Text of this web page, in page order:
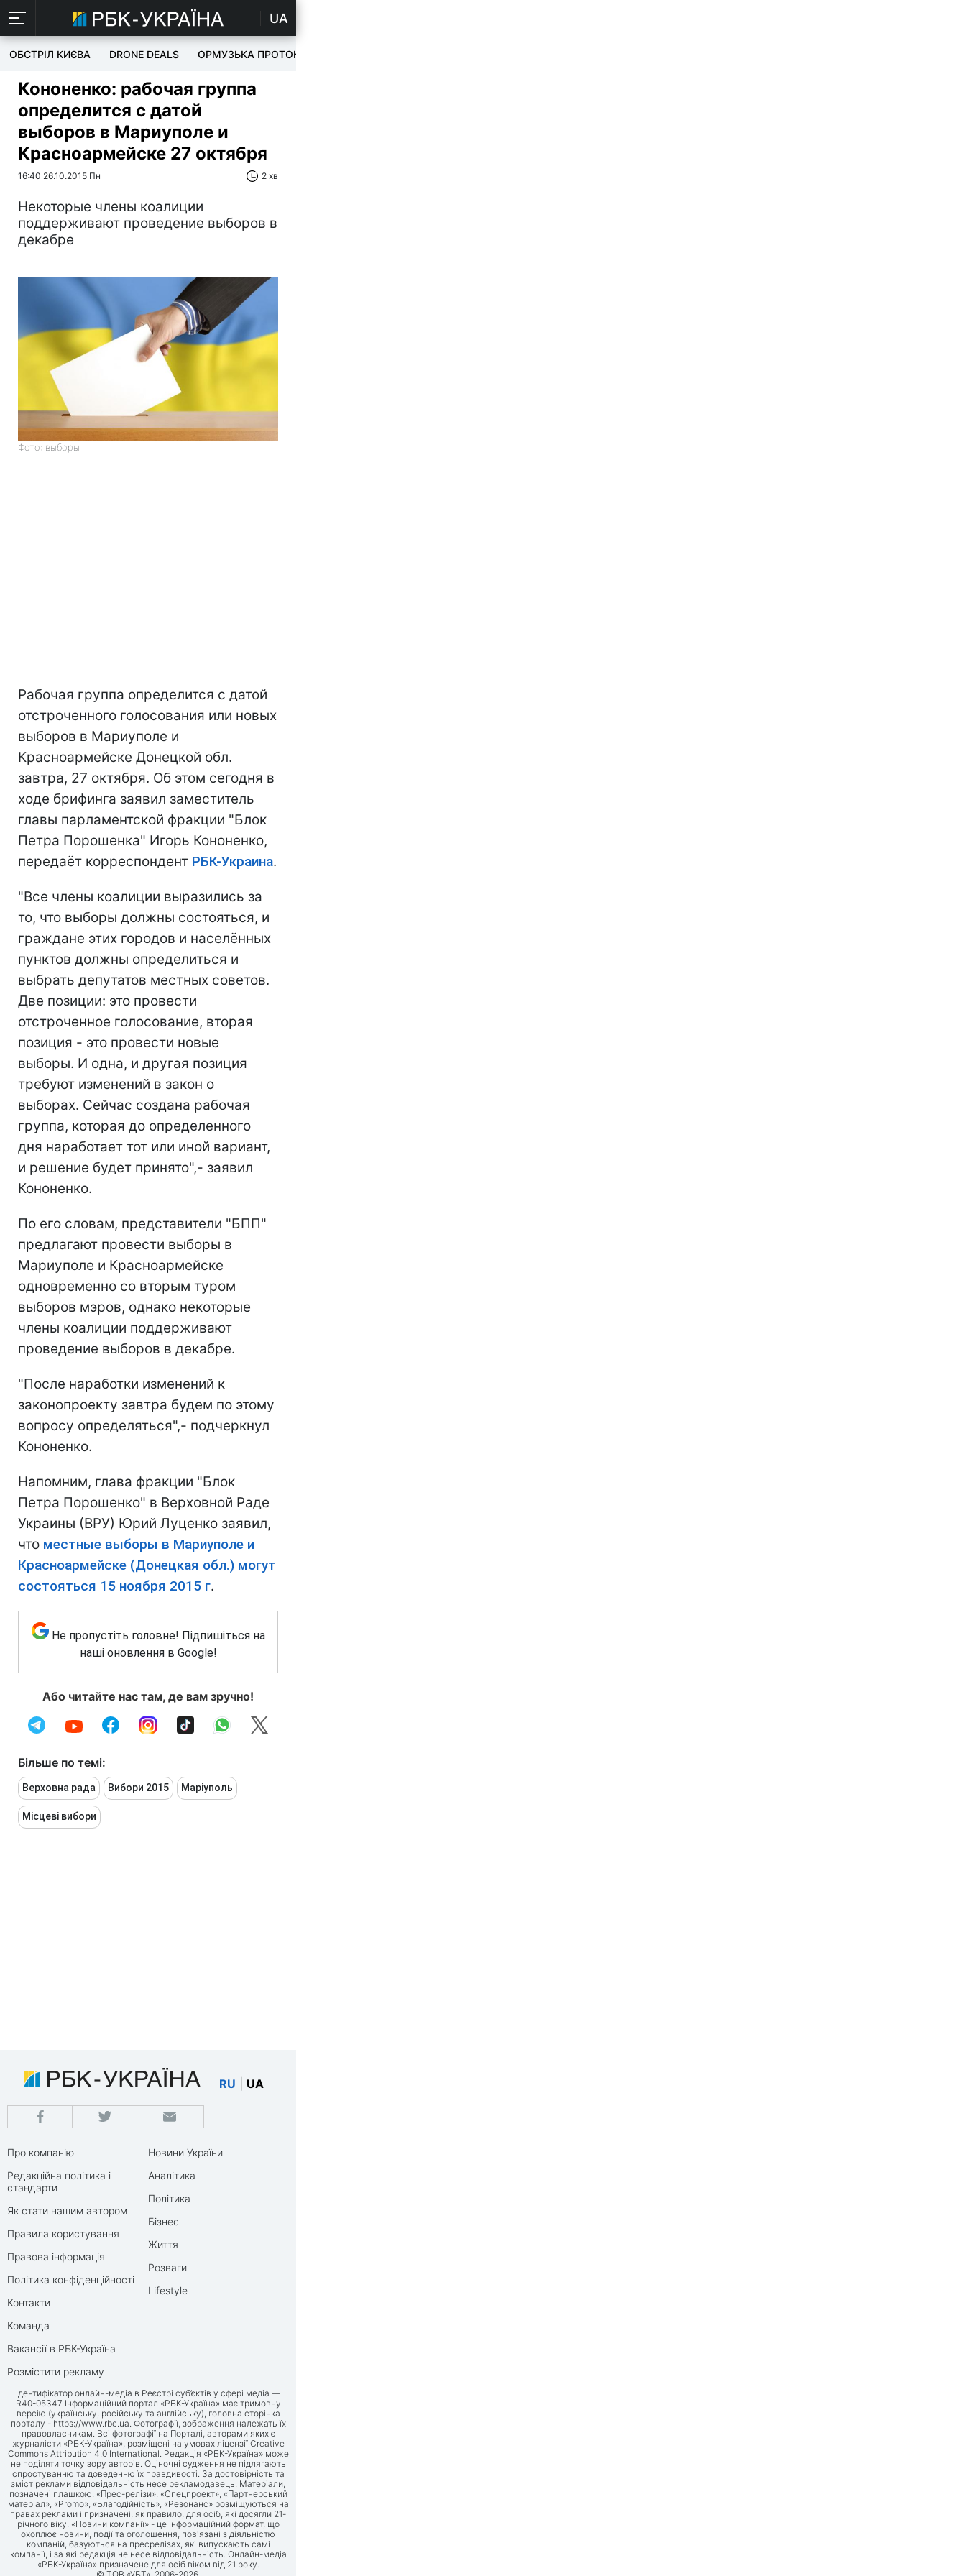
UA
ОБСТРІЛ КИЄВА DRONE DEALS ОРМУЗЬКА ПРОТОКА
Кононенко: рабочая группа
определится с датой
выборов в Мариуполе и
Красноармейске 27 октября
16:40 26.10.2015 Пн 2 хв
Некоторые члены коалиции
поддерживают проведение выборов в
декабре
Фото: выборы
Рабочая группа определится с датой
отстроченного голосования или новых
выборов в Мариуполе и
Красноармейске Донецкой обл.
завтра, 27 октября. Об этом сегодня в
ходе брифинга заявил заместитель
главы парламентской фракции "Блок
Петра Порошенка" Игорь Кононенко,
передаёт корреспондент РБК-Украина.
"Все члены коалиции выразились за
то, что выборы должны состояться, и
граждане этих городов и населённых
пунктов должны определиться и
выбрать депутатов местных советов.
Две позиции: это провести
отстроченное голосование, вторая
позиция - это провести новые
выборы. И одна, и другая позиция
требуют изменений в закон о
выборах. Сейчас создана рабочая
группа, которая до определенного
дня наработает тот или иной вариант,
и решение будет принято",- заявил
Кононенко.
По его словам, представители "БПП"
предлагают провести выборы в
Мариуполе и Красноармейске
одновременно со вторым туром
выборов мэров, однако некоторые
члены коалиции поддерживают
проведение выборов в декабре.
"После наработки изменений к
законопроекту завтра будем по этому
вопросу определяться",- подчеркнул
Кононенко.
Напомним, глава фракции "Блок
Петра Порошенко" в Верховной Раде
Украины (ВРУ) Юрий Луценко заявил,
что местные выборы в Мариуполе и
Красноармейске (Донецкая обл.) могут
состояться 15 ноября 2015 г.
Не пропустіть головне! Підпишіться на
наші оновлення в Google!
Або читайте нас там, де вам зручно!
Більше по темі:
Верховна рада Вибори 2015 Маріуполь
Місцеві вибори
RU UA
Про компанію
Редакційна політика і
стандарти
Як стати нашим автором
Правила користування
Правова інформація
Політика конфіденційності
Контакти
Команда
Вакансії в РБК-Україна
Розмістити рекламу
Новини України
Аналітика
Політика
Бізнес
Життя
Розваги
Lifestyle
Ідентифікатор онлайн-медіа в Реєстрі суб’єктів у сфері медіа —
R40-05347 Інформаційний портал «РБК-Україна» має тримовну
версію (українську, російську та англійську), головна сторінка
порталу - https://www.rbc.ua. Фотографії, зображення належать їх
правовласникам. Всі фотографії на Порталі, авторами яких є
журналісти «РБК-Україна», розміщені на умовах ліцензії Creative
Commons Attribution 4.0 International. Редакція «РБК-Україна» може
не поділяти точку зору авторів. Оціночні судження не підлягають
спростуванню та доведенню їх правдивості. За достовірність та
зміст реклами відповідальність несе рекламодавець. Матеріали,
позначені плашкою: «Прес-релізи», «Спецпроект», «Партнерський
матеріал», «Promo», «Благодійність», «Резонанс» розміщуються на
правах реклами і призначені, як правило, для осіб, які досягли 21-
річного віку. «Новини компанії» - це інформаційний формат, що
охоплює новини, події та оголошення, пов'язані з діяльністю
компаній, базуються на пресрелізах, які випускають самі
компанії, і за які редакція не несе відповідальність. Онлайн-медіа
«РБК-Україна» призначене для осіб віком від 21 року.